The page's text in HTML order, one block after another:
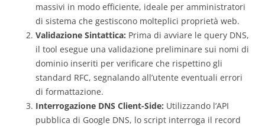
massivi in modo efficiente, ideale per amministratori
di sistema che gestiscono molteplici proprietà web.
Validazione Sintattica: Prima di avviare le query DNS,
il tool esegue una validazione preliminare sui nomi di
dominio inseriti per verificare che rispettino gli
standard RFC, segnalando all’utente eventuali errori
di formattazione.
Interrogazione DNS Client-Side: Utilizzando l’API
pubblica di Google DNS, lo script interroga il record